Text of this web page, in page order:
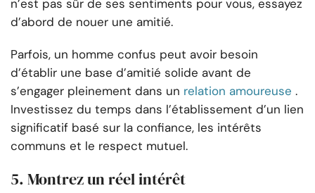
n’est pas sûr de ses sentiments pour vous, essayez
d’abord de nouer une amitié.
Parfois, un homme confus peut avoir besoin
d’établir une base d’amitié solide avant de
s’engager pleinement dans un relation amoureuse .
Investissez du temps dans l’établissement d’un lien
significatif basé sur la confiance, les intérêts
communs et le respect mutuel.
5. Montrez un réel intérêt